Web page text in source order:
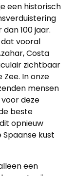
een historisch
100 jaar.
vooral
Costa
zichtbaar
Zee. In onze
mensen
deze
beste
opnieuw
kust
een